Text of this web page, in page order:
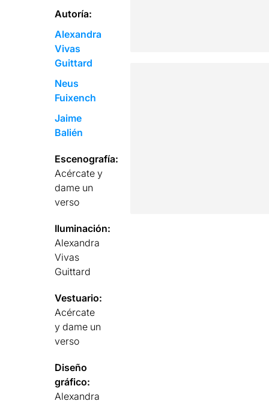
Autoría:
Alexandra
Vivas
Guittard
Neus
Fuixench
Jaime
Balién
Escenografía:
Acércate y
dame un
verso
Iluminación:
Alexandra
Vivas
Guittard
Vestuario:
Acércate
y dame un
verso
Diseño
gráfico:
Alexandra